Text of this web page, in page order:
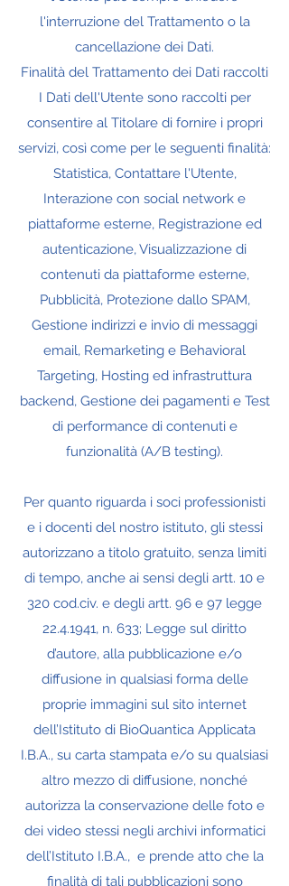
l'interruzione del Trattamento o la
cancellazione dei Dati.
Finalità del Trattamento dei Dati raccolti
I Dati dell'Utente sono raccolti per
consentire al Titolare di fornire i propri
servizi, così come per le seguenti finalità:
Statistica, Contattare l'Utente,
Interazione con social network e
piattaforme esterne, Registrazione ed
autenticazione, Visualizzazione di
contenuti da piattaforme esterne,
Pubblicità, Protezione dallo SPAM,
Gestione indirizzi e invio di messaggi
email, Remarketing e Behavioral
Targeting, Hosting ed infrastruttura
backend, Gestione dei pagamenti e Test
di performance di contenuti e
funzionalità (A/B testing).
Per quanto riguarda i soci professionisti
e i docenti del nostro istituto, gli stessi
autorizzano a titolo gratuito, senza limiti
di tempo, anche ai sensi degli artt. 10 e
320 cod.civ. e degli artt. 96 e 97 legge
22.4.1941, n. 633; Legge sul diritto
d’autore, alla pubblicazione e/o
diffusione in qualsiasi forma delle
proprie immagini sul sito internet
dell’Istituto di BioQuantica Applicata
I.B.A., su carta stampata e/o su qualsiasi
altro mezzo di diffusione, nonché
autorizza la conservazione delle foto e
dei video stessi negli archivi informatici
dell’Istituto I.B.A., e prende atto che la
finalità di tali pubblicazioni sono